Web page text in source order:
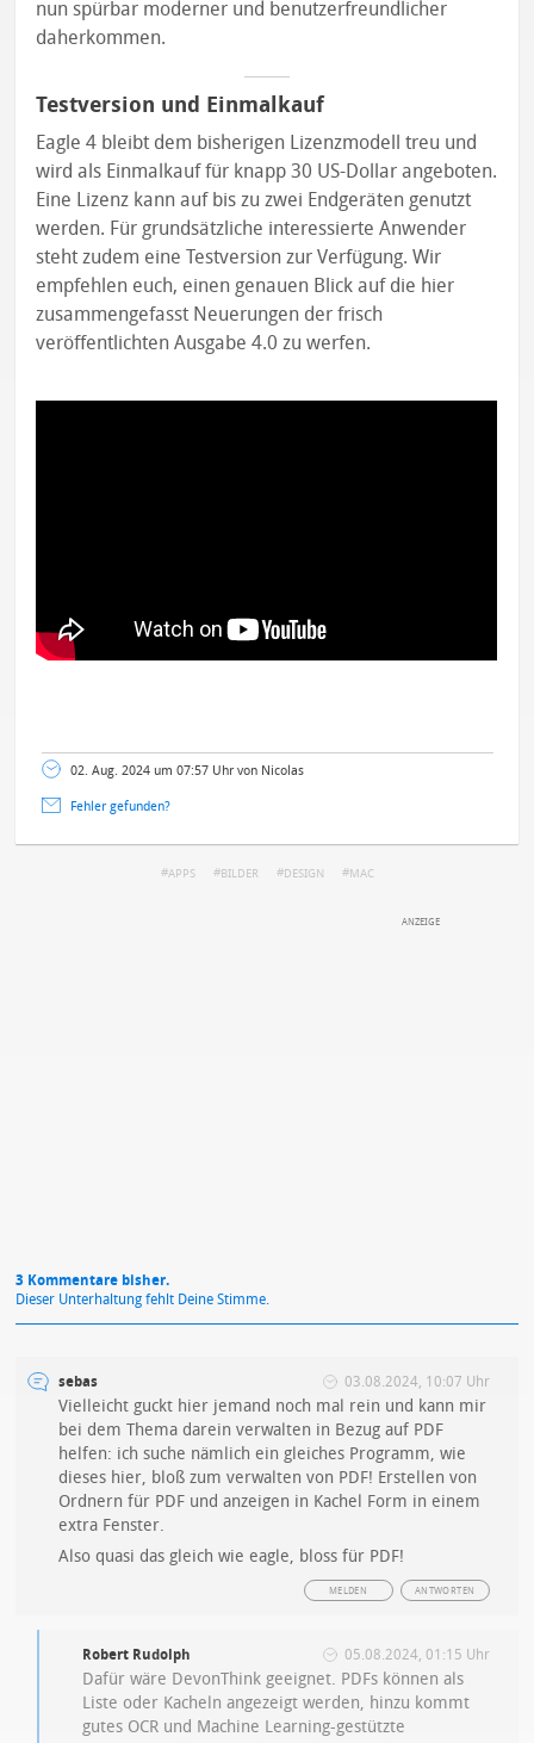
nun spürbar moderner und benutzerfreundlicher
daherkommen.
Testversion und Einmalkauf
Eagle 4 bleibt dem bisherigen Lizenzmodell treu und
wird als Einmalkauf für knapp 30 US-Dollar angeboten.
Eine Lizenz kann auf bis zu zwei Endgeräten genutzt
werden. Für grundsätzliche interessierte Anwender
steht zudem eine Testversion zur Verfügung. Wir
empfehlen euch, einen genauen Blick auf die hier
zusammengefasst Neuerungen der frisch
veröffentlichten Ausgabe 4.0 zu werfen.
02. Aug. 2024 um 07:57 Uhr von Nicolas
Fehler gefunden?
APPS BILDER DESIGN MAC
3 Kommentare bisher.
Dieser Unterhaltung fehlt Deine Stimme.
sebas 03.08.2024, 10:07 Uhr
Vielleicht guckt hier jemand noch mal rein und kann mir
bei dem Thema darein verwalten in Bezug auf PDF
helfen: ich suche nämlich ein gleiches Programm, wie
dieses hier, bloß zum verwalten von PDF! Erstellen von
Ordnern für PDF und anzeigen in Kachel Form in einem
extra Fenster.
Also quasi das gleich wie eagle, bloss für PDF!
ANTWORTEN
MELDEN
Robert Rudolph 05.08.2024, 01:15 Uhr
Dafür wäre DevonThink geeignet. PDFs können als
Liste oder Kacheln angezeigt werden, hinzu kommt
gutes OCR und Machine Learning-gestützte